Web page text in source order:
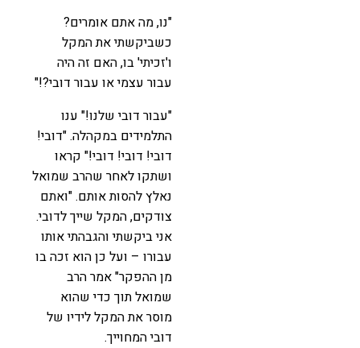
"נו, מה אתם אומרים?
כשביקשתי את המקל
ו'זכיתי' בו, האם זה היה
עבור עצמי או עבור דובי?!"
"עבור דובי שלנו!" ענו
התלמידים במקהלה. "דובי!
דובי! דובי! דובי!" קראו
ושתקו לאחר שהרב שמואל
נאלץ להסות אותם. "ואתם
צודקים, המקל שייך לדובי.
אני ביקשתי והגבהתי אותו
עבורו – ועל כן הוא זכה בו
מן ההפקר" אמר הרב
שמואל תוך כדי שהוא
מוסר את המקל לידיו של
דובי המחוייך.